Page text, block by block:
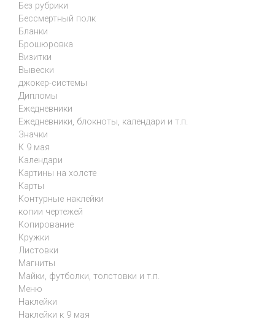
Без рубрики
Бессмертный полк
Бланки
Брошюровка
Визитки
Вывески
джокер-системы
Дипломы
Ежедневники
Ежедневники, блокноты, календари и т.п.
Значки
К 9 мая
Календари
Картины на холсте
Карты
Контурные наклейки
копии чертежей
Копирование
Кружки
Листовки
Магниты
Майки, футболки, толстовки и т.п.
Меню
Наклейки
Наклейки к 9 мая